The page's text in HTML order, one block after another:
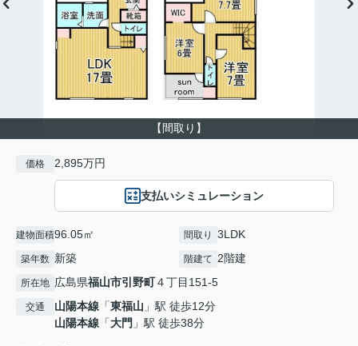
【間取り】
価格 2,895万円
支払いシミュレーション
建物面積96.05㎡ 間取り 3LDK
築年数 新築 階建て 2階建
所在地 広島県福山市引野町４丁目151-5
交通 山陽本線 「東福山 」駅 徒歩12分
山陽本線 「大門 」駅 徒歩38分